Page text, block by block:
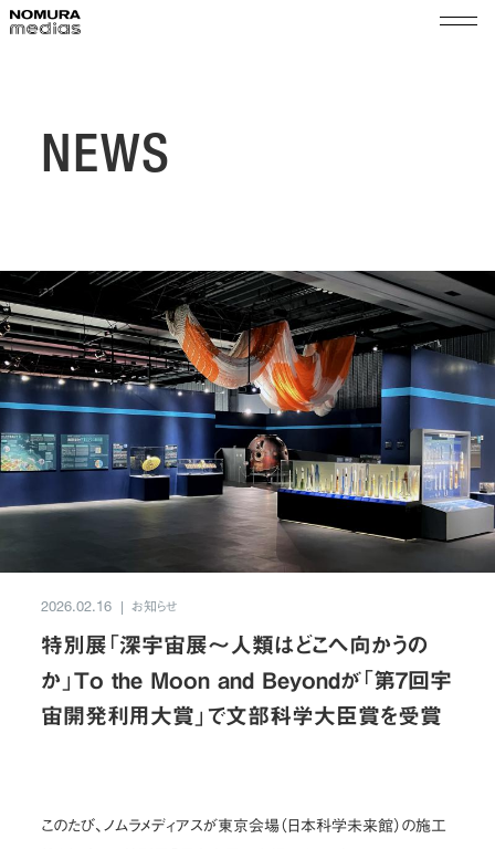
ノムラメディアスとは
ショップ＆イベントマネジメント
代表メッセージ
会社概要
組織図
沿革
乃村工藝社グループ
サステナビリティ
ニュース
採用
パートナー
お問い合わせ
プライバシーポリシー
ご利用規約・免責事項
サイトマップ
内部通報窓口
NEWS
2026.02.16 お知らせ
特別展「深宇宙展～人類はどこへ向かうの
か」To the Moon and Beyondが「第7回宇
宙開発利用大賞」で文部科学大臣賞を受賞
このたび、ノムラメディアスが東京会場（日本科学未来館）の施工